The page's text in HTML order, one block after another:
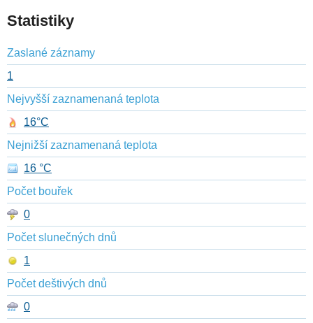
Statistiky
Zaslané záznamy
1
Nejvyšší zaznamenaná teplota
16°C
Nejnižší zaznamenaná teplota
16 °C
Počet bouřek
0
Počet slunečných dnů
1
Počet deštivých dnů
0